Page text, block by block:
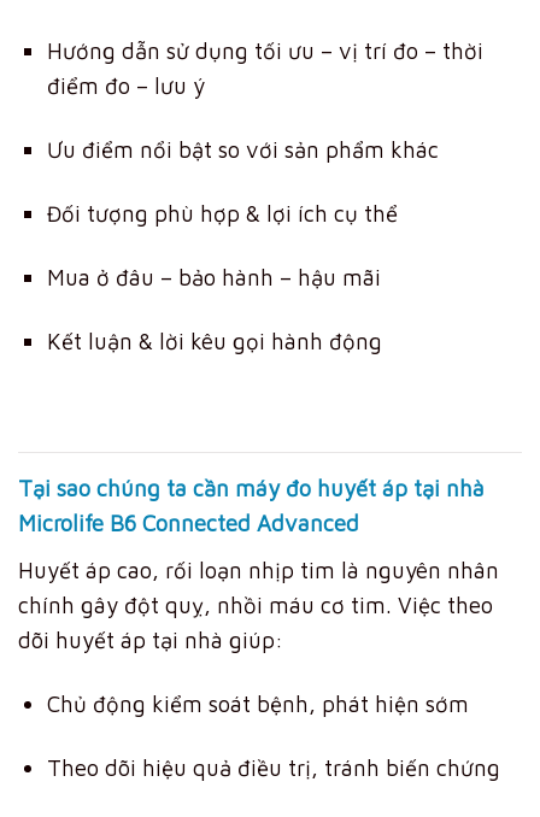
Hướng dẫn sử dụng tối ưu – vị trí đo – thời
điểm đo – lưu ý
Ưu điểm nổi bật so với sản phẩm khác
Đối tượng phù hợp & lợi ích cụ thể
Mua ở đâu – bảo hành – hậu mãi
Kết luận & lời kêu gọi hành động
Tại sao chúng ta cần máy đo huyết áp tại nhà
Microlife B6 Connected Advanced
Huyết áp cao, rối loạn nhịp tim là nguyên nhân
chính gây đột quỵ, nhồi máu cơ tim. Việc theo
dõi huyết áp tại nhà giúp:
Chủ động kiểm soát bệnh, phát hiện sớm
Theo dõi hiệu quả điều trị, tránh biến chứng